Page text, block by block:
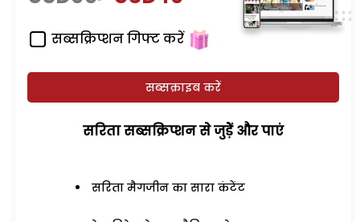
सब्सक्रिप्शन गिफ्ट करें
सब्सक्राइब करें
सरिता सब्सक्रिप्शन से जुड़ेें और पाएं
सरिता मैगजीन का सारा कंटेंट